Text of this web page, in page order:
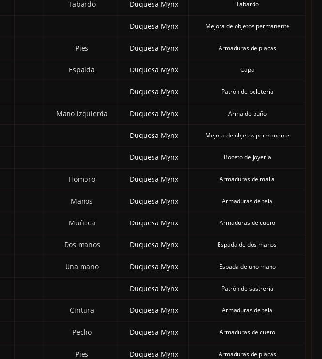
Tabardo Duquesa Mynx Tabardo
Duquesa Mynx Mejora de objetos permanente
Pies Duquesa Mynx Armaduras de placas
Espalda Duquesa Mynx Capa
Duquesa Mynx Patrón de peletería
Mano izquierda Duquesa Mynx Arma de puño
Duquesa Mynx Mejora de objetos permanente
Duquesa Mynx Boceto de joyería
Hombro Duquesa Mynx Armaduras de malla
Manos Duquesa Mynx Armaduras de tela
Muñeca Duquesa Mynx Armaduras de cuero
Dos manos Duquesa Mynx Espada de dos manos
Una mano Duquesa Mynx Espada de uno mano
Duquesa Mynx Patrón de sastrería
Cintura Duquesa Mynx Armaduras de tela
Pecho Duquesa Mynx Armaduras de cuero
Pies Duquesa Mynx Armaduras de placas